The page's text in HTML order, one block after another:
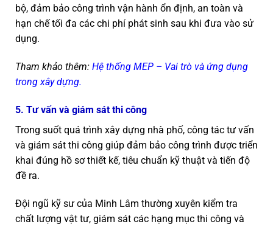
bộ, đảm bảo công trình vận hành ổn định, an toàn và
hạn chế tối đa các chi phí phát sinh sau khi đưa vào sử
dụng.
Tham khảo thêm: Hệ thống MEP – Vai trò và ứng dụng
trong xây dựng.
5. Tư vấn và giám sát thi công
Trong suốt quá trình xây dựng nhà phố, công tác tư vấn
và giám sát thi công giúp đảm bảo công trình được triển
khai đúng hồ sơ thiết kế, tiêu chuẩn kỹ thuật và tiến độ
đề ra.
Đội ngũ kỹ sư của Minh Lâm thường xuyên kiểm tra
chất lượng vật tư, giám sát các hạng mục thi công và